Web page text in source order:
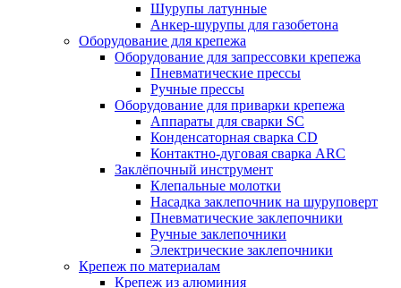
Шурупы латунные
Анкер-шурупы для газобетона
Оборудование для крепежа
Оборудование для запрессовки крепежа
Пневматические прессы
Ручные прессы
Оборудование для приварки крепежа
Аппараты для сварки SC
Конденсаторная сварка CD
Контактно-дуговая сварка ARC
Заклёпочный инструмент
Клепальные молотки
Насадка заклепочник на шуруповерт
Пневматические заклепочники
Ручные заклепочники
Электрические заклепочники
Крепеж по материалам
Крепеж из алюминия